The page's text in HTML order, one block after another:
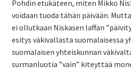
Pohdin etukäteen, miten Mikko
voidaan tuoda tähän päivään.
ei ollutkaan Niskasen laffan
esitys väkivallasta suomalaisessa
suomalaisen yhteiskunnan
surmanluotia ”vain” kiteyttää